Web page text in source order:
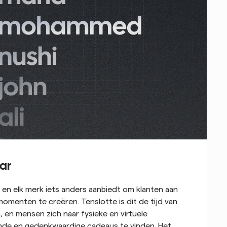
elk merk iets anders aanbiedt om klanten aan
te creëren. Tenslotte is dit de tijd van
en mensen zich naar fysieke en virtuele